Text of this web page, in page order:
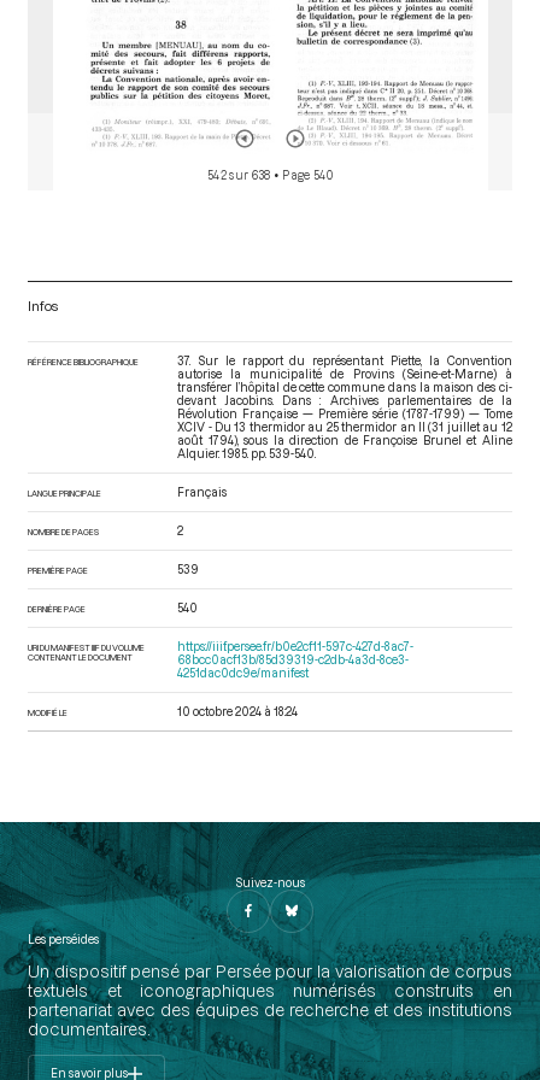
542 sur 638 • Page 540
Infos
RÉFÉRENCE BIBLIOGRAPHIQUE
37. Sur le rapport du représentant Piette, la Convention
autorise la municipalité de Provins (Seine-et-Marne) à
transférer l’hôpital de cette commune dans la maison des ci-
devant Jacobins. Dans : Archives parlementaires de la
Révolution Française — Première série (1787-1799) — Tome
XCIV - Du 13 thermidor au 25 thermidor an II (31 juillet au 12
août 1794), sous la direction de Françoise Brunel et Aline
Alquier. 1985. pp. 539-540.
LANGUE PRINCIPALE Français
NOMBRE DE PAGES 2
PREMIÈRE PAGE 539
DERNIÈRE PAGE 540
URI DU MANIFEST IIIF DU VOLUME
CONTENANT LE DOCUMENT
https://iiif.persee.fr/b0e2cf11-597c-427d-8ac7-
68bcc0acf13b/85d39319-c2db-4a3d-8ce3-
4251dac0dc9e/manifest
MODIFIÉ LE 10 octobre 2024 à 18:24
Suivez-nous
Les perséides
Un dispositif pensé par Persée pour la valorisation de corpus
textuels et iconographiques numérisés construits en
partenariat avec des équipes de recherche et des institutions
documentaires.
En savoir plus